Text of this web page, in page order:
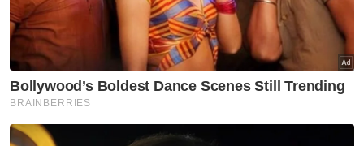
Mengikut pertuduhan, Yousaf didakwa